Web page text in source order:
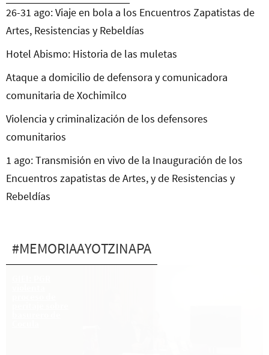
26-31 ago: Viaje en bola a los Encuentros Zapatistas de
Artes, Resistencias y Rebeldías
Hotel Abismo: Historia de las muletas
Ataque a domicilio de defensora y comunicadora
comunitaria de Xochimilco
Violencia y criminalización de los defensores
comunitarios
1 ago: Transmisión en vivo de la Inauguración de los
Encuentros zapatistas de Artes, y de Resistencias y
Rebeldías
#MEMORIAAYOTZINAPA